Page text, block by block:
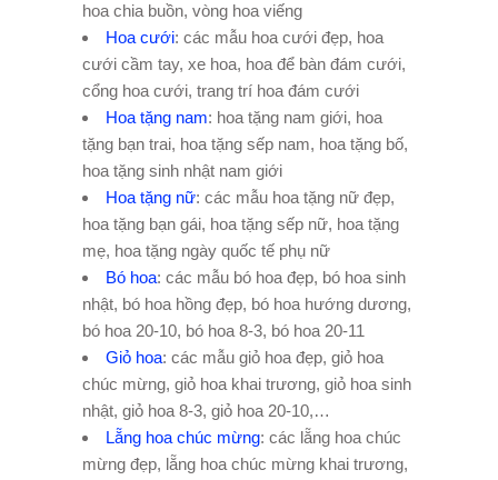
hoa chia buồn, vòng hoa viếng
Hoa cưới: các mẫu hoa cưới đẹp, hoa
cưới cầm tay, xe hoa, hoa để bàn đám cưới,
cổng hoa cưới, trang trí hoa đám cưới
Hoa tặng nam: hoa tặng nam giới, hoa
tặng bạn trai, hoa tặng sếp nam, hoa tặng bố,
hoa tặng sinh nhật nam giới
Hoa tặng nữ: các mẫu hoa tặng nữ đẹp,
hoa tặng bạn gái, hoa tặng sếp nữ, hoa tặng
mẹ, hoa tặng ngày quốc tế phụ nữ
Bó hoa: các mẫu bó hoa đẹp, bó hoa sinh
nhật, bó hoa hồng đẹp, bó hoa hướng dương,
bó hoa 20-10, bó hoa 8-3, bó hoa 20-11
Giỏ hoa: các mẫu giỏ hoa đẹp, giỏ hoa
chúc mừng, giỏ hoa khai trương, giỏ hoa sinh
nhật, giỏ hoa 8-3, giỏ hoa 20-10,…
Lẵng hoa chúc mừng: các lẵng hoa chúc
mừng đẹp, lẵng hoa chúc mừng khai trương,